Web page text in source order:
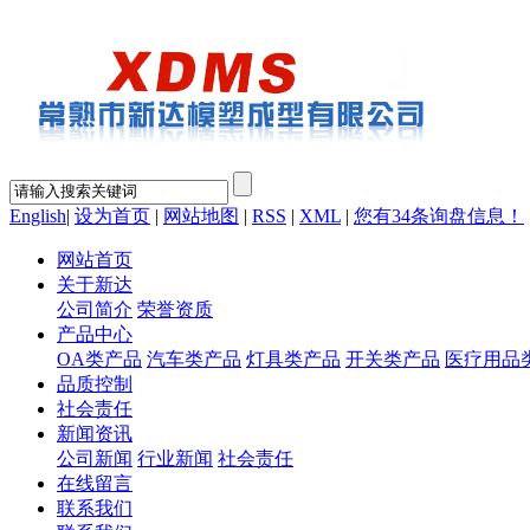
English| 设为首页 | 网站地图 | RSS | XML | 您有34条询盘信息！
网站首页
关于新达
公司简介 荣誉资质
产品中心
OA类产品 汽车类产品 灯具类产品 开关类产品 医疗用品
品质控制
社会责任
新闻资讯
公司新闻 行业新闻 社会责任
在线留言
联系我们